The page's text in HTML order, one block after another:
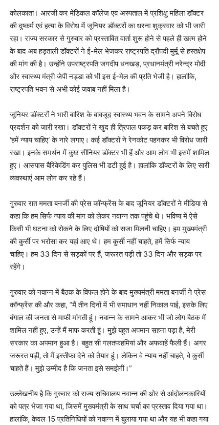
कोलकाता। आरजी कर मेडिकल कॉलेज एवं अस्पताल में प्रशिक्षु महिला डॉक्टर
की दुष्कर्म एवं हत्या के विरोध में जूनियर डॉक्टरों का धरना शुक्रवार को भी जारी
रहा। राज्य सरकार से गुरुवार को प्रस्तावित वार्ता शुरू होने से पहले ही खत्म होने
के बाद अब हड़ताली डॉक्टरों ने ई-मेल भेजकर राष्ट्रपति द्रौपदी मुर्मू से हस्तक्षेप
की मांग की है। उन्होंने उपराष्ट्रपति जगदीप धनखड़, प्रधानमंत्री नरेन्द्र मोदी
और स्वास्थ्य मंत्री जेपी नड्डा को भी इस ई-मेल की प्रति भेजी है। हालांकि,
राष्ट्रपति भवन से अभी कोई जवाब नहीं मिला है।
जूनियर डॉक्टरों ने भारी बारिश के बावजूद स्वास्थ्य भवन के सामने अपने विरोध
प्रदर्शन को जारी रखा। डॉक्टरों ने खुद ही त्रिपाल पकड़ कर बारिश से बचते हुए
‘हमें न्याय चाहिए’ के नारे लगाए। कई डॉक्टरों ने रेनकोट पहनकर भी विरोध जारी
रखा। इनके समर्थन में कुछ सीनियर डॉक्टर भी हैं और आम लोग भी इसमें शामिल
हुए। आसपास बैरिकेडिंग कर पुलिस भी डटी हुई है। हालांकि डॉक्टरों के लिए सारी
व्यवस्थाएं आम लोग कर रहे हैं।
गुरुवार रात ममता बनर्जी की प्रेस कॉन्फ्रेंस के बाद जूनियर डॉक्टरों ने मीडिया से
कहा कि हम सिर्फ न्याय की मांग को लेकर नवान्न तक पहुंचे थे। भविष्य में ऐसे
किसी भी घटना को रोकने के लिए दोषियों को सजा मिलनी चाहिए। हम मुख्यमंत्री
की कुर्सी पर भरोसा कर यहां आए थे। हम कुर्सी नहीं चाहते, हमें सिर्फ न्याय
चाहिए। हम 33 दिन से सड़कों पर हैं, जरूरत पड़ी तो 33 दिन और सड़क पर
रहेंगे।
गुरुवार को नवान्न में बैठक के विफल होने के बाद मुख्यमंत्री ममता बनर्जी ने प्रेस
कॉन्फ्रेंस की और कहा, “मैं तीन दिनों में भी समाधान नहीं निकाल पाई, इसके लिए
बंगाल की जनता से माफी मांगती हूं। नवान्न के सामने आकर भी जो लोग बैठक में
शामिल नहीं हुए, उन्हें मैं माफ करती हूं। मुझे बहुत अपमान सहना पड़ा है, मेरी
सरकार का अपमान हुआ है। बहुत सी गलतफहमियां और अफवाहें फैली हैं। अगर
जरूरत पड़ी, तो मैं इस्तीफा देने को तैयार हूं। लेकिन वे न्याय नहीं चाहते, वे कुर्सी
चाहते हैं। मुझे उम्मीद है कि जनता इसे समझेगी।”
उल्लेखनीय है कि गुरुवार को राज्य सचिवालय नवान्न की ओर से आंदोलनकारियों
को पत्र भेजा गया था, जिसमें मुख्यमंत्री के साथ चर्चा का प्रस्ताव दिया गया था।
हालांकि, केवल 15 प्रतिनिधियों को नवान्न में बुलाया गया था और यह भी कहा गया